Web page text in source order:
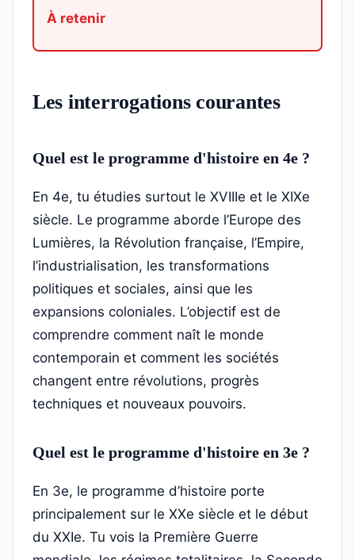
Les interrogations courantes
Quel est le programme d'histoire en 4e ?
En 4e, tu étudies surtout le XVIIIe et le XIXe
siècle. Le programme aborde l’Europe des
Lumières, la Révolution française, l’Empire,
l’industrialisation, les transformations
politiques et sociales, ainsi que les
expansions coloniales. L’objectif est de
comprendre comment naît le monde
contemporain et comment les sociétés
changent entre révolutions, progrès
techniques et nouveaux pouvoirs.
Quel est le programme d'histoire en 3e ?
En 3e, le programme d’histoire porte
principalement sur le XXe siècle et le début
du XXIe. Tu vois la Première Guerre